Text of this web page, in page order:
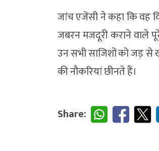
जांच एजेंसी ने कहा कि वह
जबरन मजदूरी कराने वाले
उन सभी साजिशों को जड़ से
की नौकरियां छीनते हैं।
Share: